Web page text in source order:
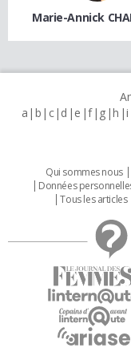
Marie-Annick
a b c d e f g h i
Qui sommes nous
Données
Tous les articles